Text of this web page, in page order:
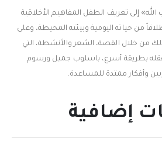
إلى تعريف الطفل المفاهيم الأخلاقية
من حياته اليومية وبيئته المحيطة، وعلى
من خلال القصة، الشعر والأنشطة، التي
بطريقة أسرع، باسلوب جميل ورسوم
وأفكار ممتدة للمساعدة.
إضافية